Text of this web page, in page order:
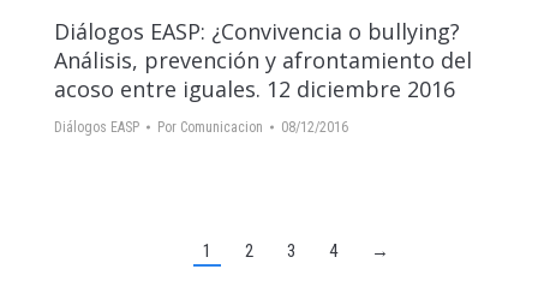
Diálogos EASP: ¿Convivencia o bullying?
Análisis, prevención y afrontamiento del
acoso entre iguales. 12 diciembre 2016
Diálogos EASP Por Comunicacion 08/12/2016
1 2 3 4 →